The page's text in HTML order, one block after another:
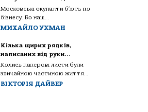
Московські окупанти б’ють по
бізнесу. Бо наш...
МИХАЙЛО УХМАН
Кілька щирих рядків,
написаних від руки…
Колись паперові листи були
звичайною частиною життя...
ВІКТОРІЯ ДАЙВЕР